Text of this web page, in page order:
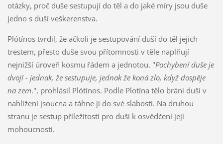
otázky, proč duše sestupují do těl a do jaké míry jsou duše
jedno s duší veškerenstva.
Plótínos tvrdil, že ačkoli je sestupování duší do těl jejich
trestem, přesto duše svou přítomnosti v těle naplňují
nejnižší úroveň kosmu řádem a jednotou. "Pochybení duše je
dvojí - jednak, že sestupuje, jednak že koná zlo, když dospěje
na zem.", prohlásil Plótínos. Podle Plotína tělo bráni duši v
nahlížení jsoucna a táhne ji do své slabosti. Na druhou
stranu je sestup příležitostí pro duši k osvědčení její
mohoucnosti.